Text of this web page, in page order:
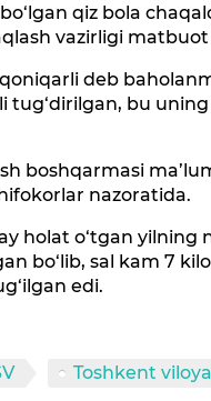
qiz bola
vazirligi
deb
tug‘dirilgan, bu
boshqarmasi
nazoratida.
holat o‘tgan yilning
bo‘lib, sal kam 7
edi.
Toshkent